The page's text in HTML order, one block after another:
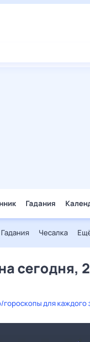
Гадания
Гадания Чесалка
сегодня,
для каждого